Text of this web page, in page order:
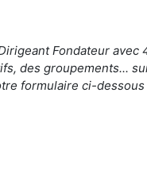
Fondateur
des groupements...
formulaire ci-dessous